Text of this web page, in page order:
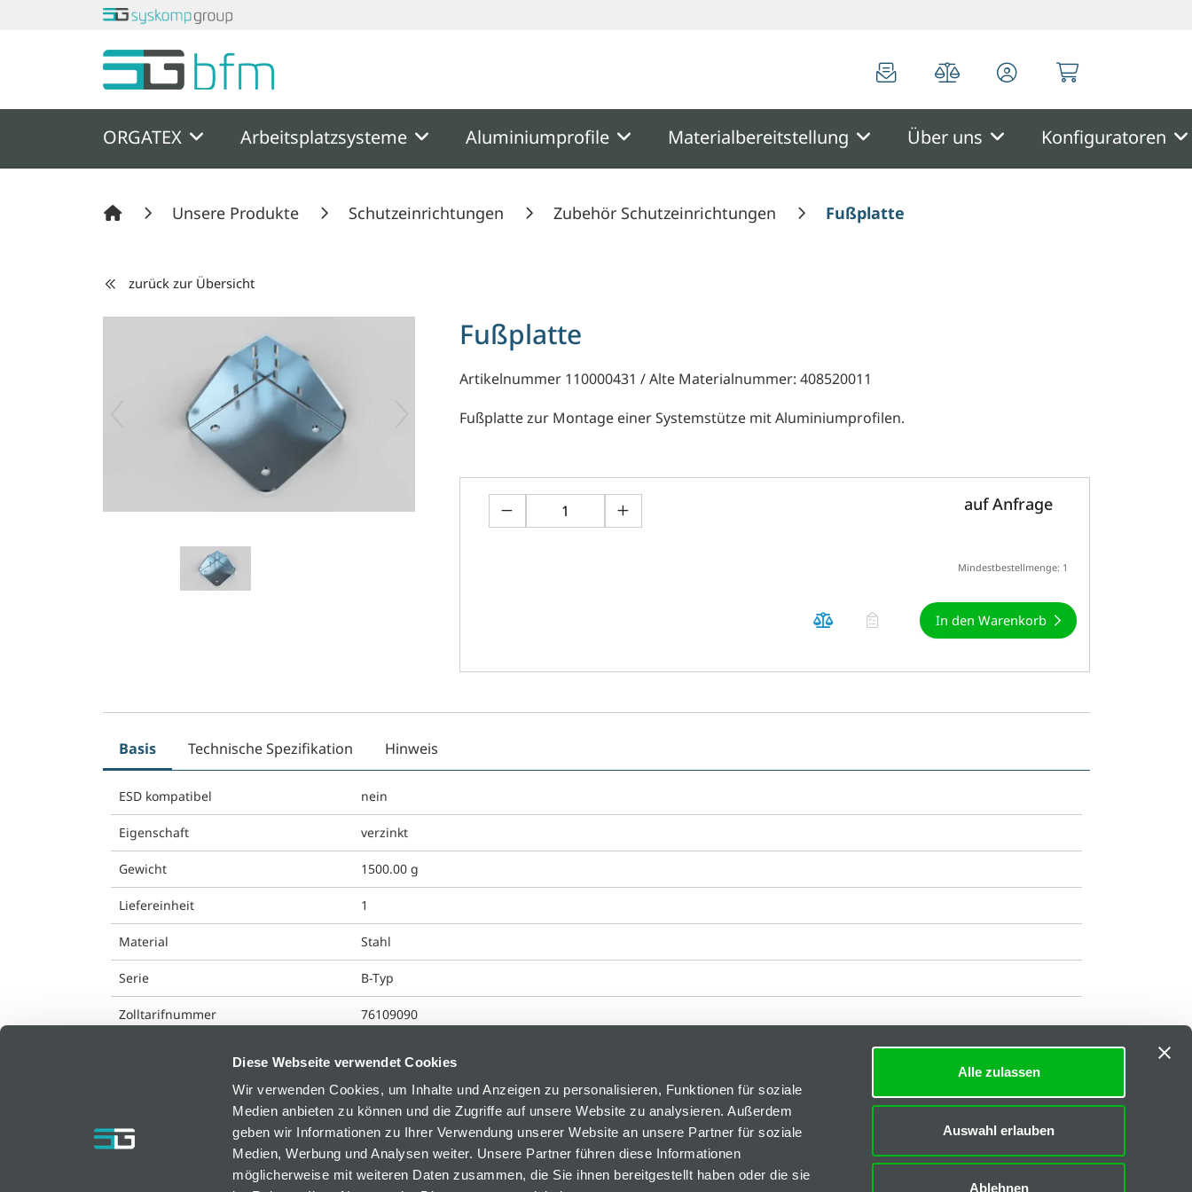
Diese Webseite verwendet Cookies
Wir verwenden Cookies, um Inhalte und Anzeigen zu personalisieren, Funktionen für soziale
Medien anbieten zu können und die Zugriffe auf unsere Website zu analysieren. Außerdem
geben wir Informationen zu Ihrer Verwendung unserer Website an unsere Partner für soziale
Medien, Werbung und Analysen weiter. Unsere Partner führen diese Informationen
möglicherweise mit weiteren Daten zusammen, die Sie ihnen bereitgestellt haben oder die sie
Alle zulassen
Auswahl erlauben
Ablehnen
Springe zu Hauptinhalt Springe zum Header
ORGATEX Arbeitsplatzsysteme Aluminiumprofile Materialbereitstellung Über uns Konfiguratoren
Unsere Produkte Schutzeinrichtungen Zubehör Schutzeinrichtungen Fußplatte
zurück zur Übersicht
Fußplatte
Artikelnummer 110000431 / Alte Materialnummer: 408520011
Fußplatte zur Montage einer Systemstütze mit Aluminiumprofilen.
auf Anfrage
Mindestbestellmenge: 1
In den Warenkorb
Basis Technische Spezifikation Hinweis
ESD kompatibel nein
Eigenschaft verzinkt
Gewicht 1500.00 g
Liefereinheit 1
Material Stahl
Serie B-Typ
Zolltarifnummer 76109090
bfm GmbH
AT-2752 Wöllersdorf, Österreich
Downloads
FAQs